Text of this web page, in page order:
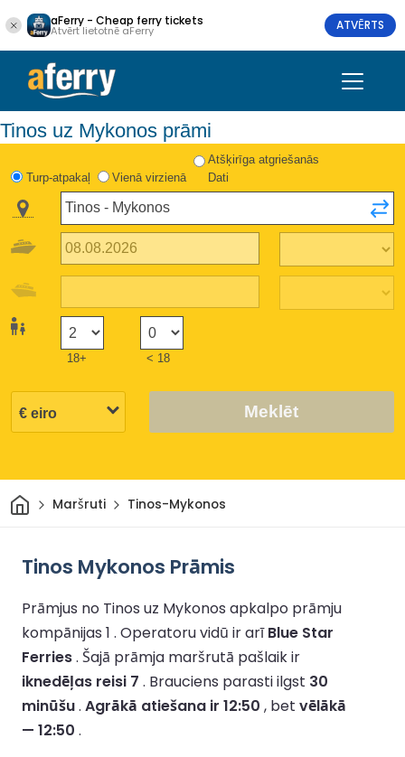
aFerry - Cheap ferry tickets
Atvērt lietotnē aFerry ATVĒRTS
Tinos uz Mykonos prāmi
Turp-atpakaļ Vienā virzienā
Atšķirīga atgriešanās
Dati
18+ < 18
Meklēt
Sākums
Maršruti Tinos-Mykonos
Tinos Mykonos Prāmis
Prāmjus no Tinos uz Mykonos apkalpo prāmju
kompānijas 1 . Operatoru vidū ir arīBlue Star
Ferries. Šajā prāmja maršrutā pašlaik ir
iknedēļas reisi 7 . Brauciens parasti ilgst 30
minūšu. Agrākā atiešana ir 12:50 , bet vēlākā
— 12:50 .